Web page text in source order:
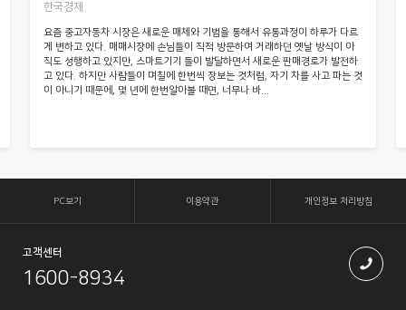
한국경제
요즘 중고자동차 시장은 새로운 매체와 기법을 통해서 유통과정이 하루가 다르
게 변하고 있다. 매매시장에 손님들이 직적 방문하여 거래하던 옛날 방식이 아
직도 성행하고 있지만, 스마트기기 들이 발달하면서 새로운 판매경로가 발전하
고 있다. 하지만 사람들이 며칠에 한번씩 장보는 것처럼, 자기 차를 사고 파는 것
이 아니기 때문에, 몇 년에 한번알아볼 때면, 너무나 바...
PC보기 이용약관 개인정보 처리방침
고객센터
1600-8934